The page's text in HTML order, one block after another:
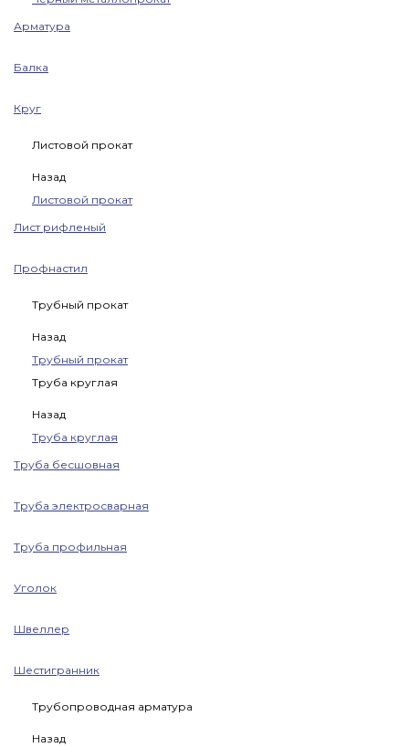
Арматура
Балка
Круг
Листовой прокат
Назад
Листовой прокат
Лист рифленый
Профнастил
Трубный прокат
Назад
Трубный прокат
Труба круглая
Назад
Труба круглая
Труба бесшовная
Труба электросварная
Труба профильная
Уголок
Швеллер
Шестигранник
Трубопроводная арматура
Назад